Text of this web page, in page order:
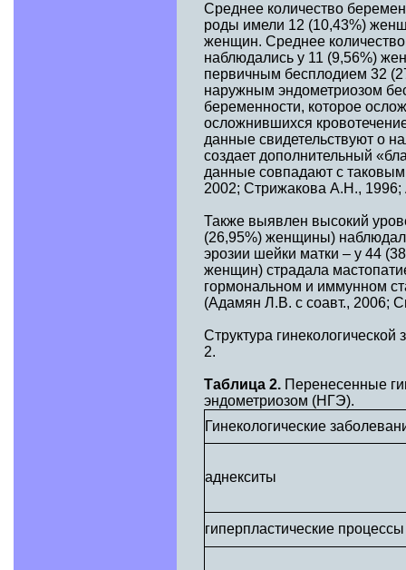
Среднее количество
роды имели 12 (10,43%)
женщин. Среднее
наблюдались у 11 (9,56%)
первичным бесплодием 32
наружным эндометриозом
беременности, которое
осложнившихся
данные свидетельствуют о
создает дополнительный
данные совпадают с
2002; Стрижакова А.Н., 1996;
Также выявлен высокий
(26,95%) женщины)
эрозии шейки матки – у 44
женщин) страдала
гормональном и иммунном
(Адамян Л.В. с соавт., 2006;
Структура
2.
Таблица 2. Перенесенные
эндометриозом (НГЭ).
Гинекологические
аднекситы
гиперпластические